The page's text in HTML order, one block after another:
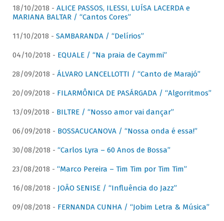
18/10/2018 - ALICE PASSOS, ILESSI, LUÍSA LACERDA e
MARIANA BALTAR / “Cantos Cores”
11/10/2018 - SAMBARANDA / “Delírios”
04/10/2018 - EQUALE / “Na praia de Caymmi”
28/09/2018 - ÁLVARO LANCELLOTTI / “Canto de Marajó”
20/09/2018 - FILARMÔNICA DE PASÁRGADA / “Algorritmos”
13/09/2018 - BILTRE / “Nosso amor vai dançar”
06/09/2018 - BOSSACUCANOVA / “Nossa onda é essa!”
30/08/2018 - “Carlos Lyra – 60 Anos de Bossa”
23/08/2018 - “Marco Pereira – Tim Tim por Tim Tim”
16/08/2018 - JOÃO SENISE / “Influência do Jazz”
09/08/2018 - FERNANDA CUNHA / “Jobim Letra & Música”